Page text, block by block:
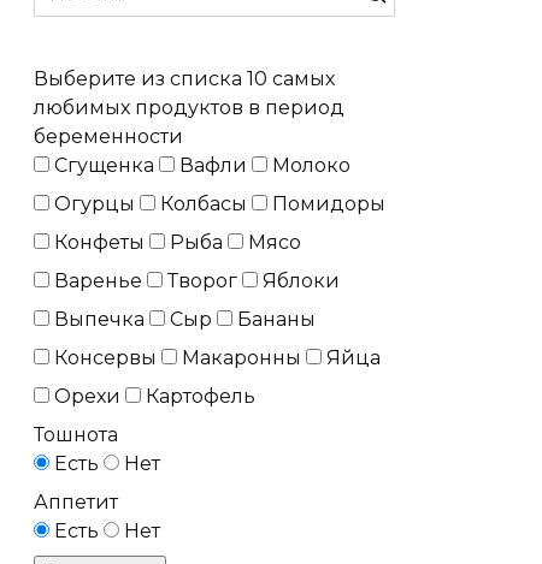
for:
Выберите из списка 10 самых
любимых продуктов в период
беременности
Сгущенка
Вафли
Молоко
Огурцы
Колбасы
Помидоры
Конфеты
Рыба
Мясо
Варенье
Творог
Яблоки
Выпечка
Сыр
Бананы
Консервы
Макаронны
Яйца
Орехи
Картофель
Тошнота
Есть
Нет
Аппетит
Есть
Нет